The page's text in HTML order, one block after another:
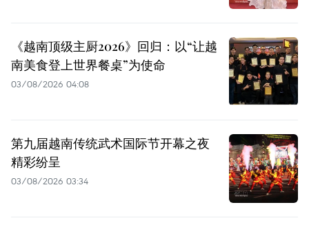
《越南顶级主厨2026》回归：以“让越
南美食登上世界餐桌”为使命
03/08/2026 04:08
第九届越南传统武术国际节开幕之夜
精彩纷呈
03/08/2026 03:34